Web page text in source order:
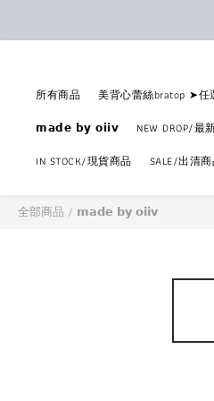
所有商品 美背心蕾絲bratop ➤任
𝗺𝗮𝗱𝗲 𝗯𝘆 𝗼𝗶𝗶𝘃
NEW DROP/最
IN STOCK/現貨商品
SALE/出清
全部商品 / 𝗺𝗮𝗱𝗲 𝗯𝘆 𝗼𝗶𝗶𝘃